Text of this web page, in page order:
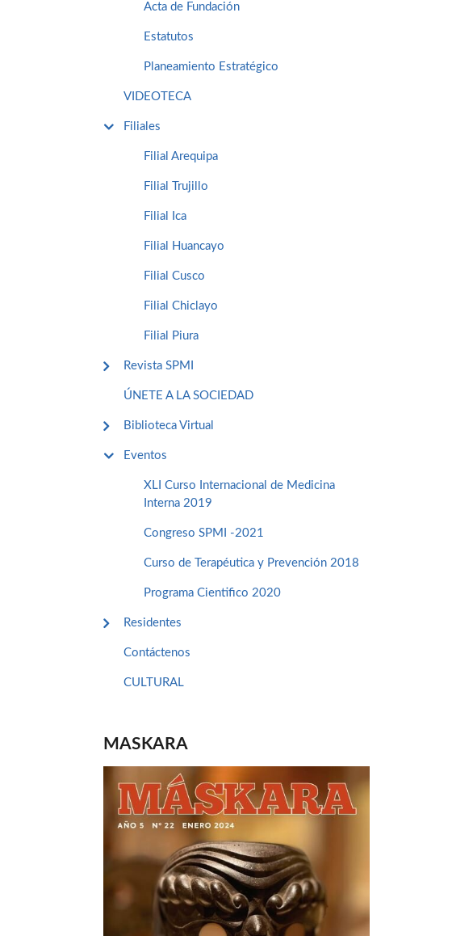
Acta de Fundación
Estatutos
Planeamiento Estratégico
VIDEOTECA
Filiales
Filial Arequipa
Filial Trujillo
Filial Ica
Filial Huancayo
Filial Cusco
Filial Chiclayo
Filial Piura
Revista SPMI
ÚNETE A LA SOCIEDAD
Biblioteca Virtual
Eventos
XLI Curso Internacional de Medicina
Interna 2019
Congreso SPMI -2021
Curso de Terapéutica y Prevención 2018
Programa Cientifico 2020
Residentes
Contáctenos
CULTURAL
MASKARA